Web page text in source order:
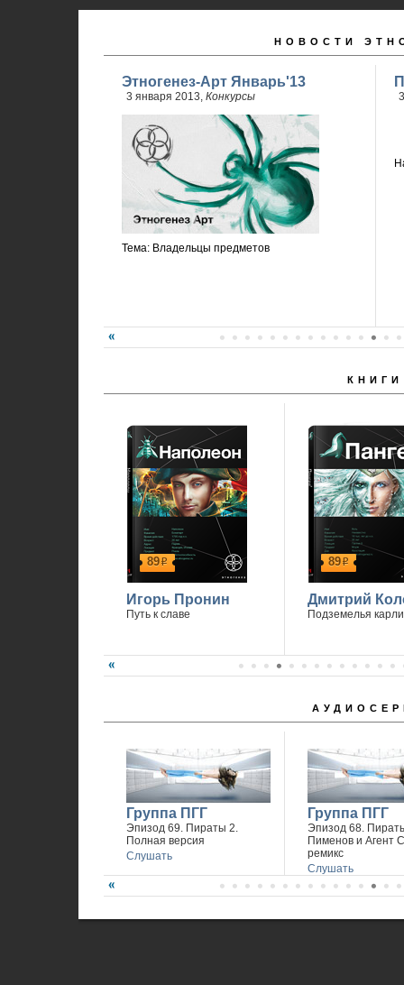
НОВОСТИ
Этногенез-Арт Январь'13
3 января 2013, Конкурсы
Тема: Владельцы предметов
КНИГИ
89р
Игорь Пронин
Путь к славе
89р
Дмитрий
Подземелья
Группа ПГГ
Эпизод 69. Пираты 2.
Полная версия
Слушать
Группа ПГГ
Эпизод 68.
Пименов и Агент
ремикс
Слушать